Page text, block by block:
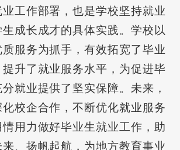
工作部署，也是学校坚持就业
成长成才的具体实践。学校以
服务为抓手，有效拓宽了毕业
升了就业服务水平，为促进毕
就业提供了坚实保障。未来，
校企合作，不断优化就业服务
用力做好毕业生就业工作，助
、扬帆起航，为地方教育事业